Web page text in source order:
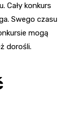
Cały konkurs
Swego czasu
mogą
dorośli.